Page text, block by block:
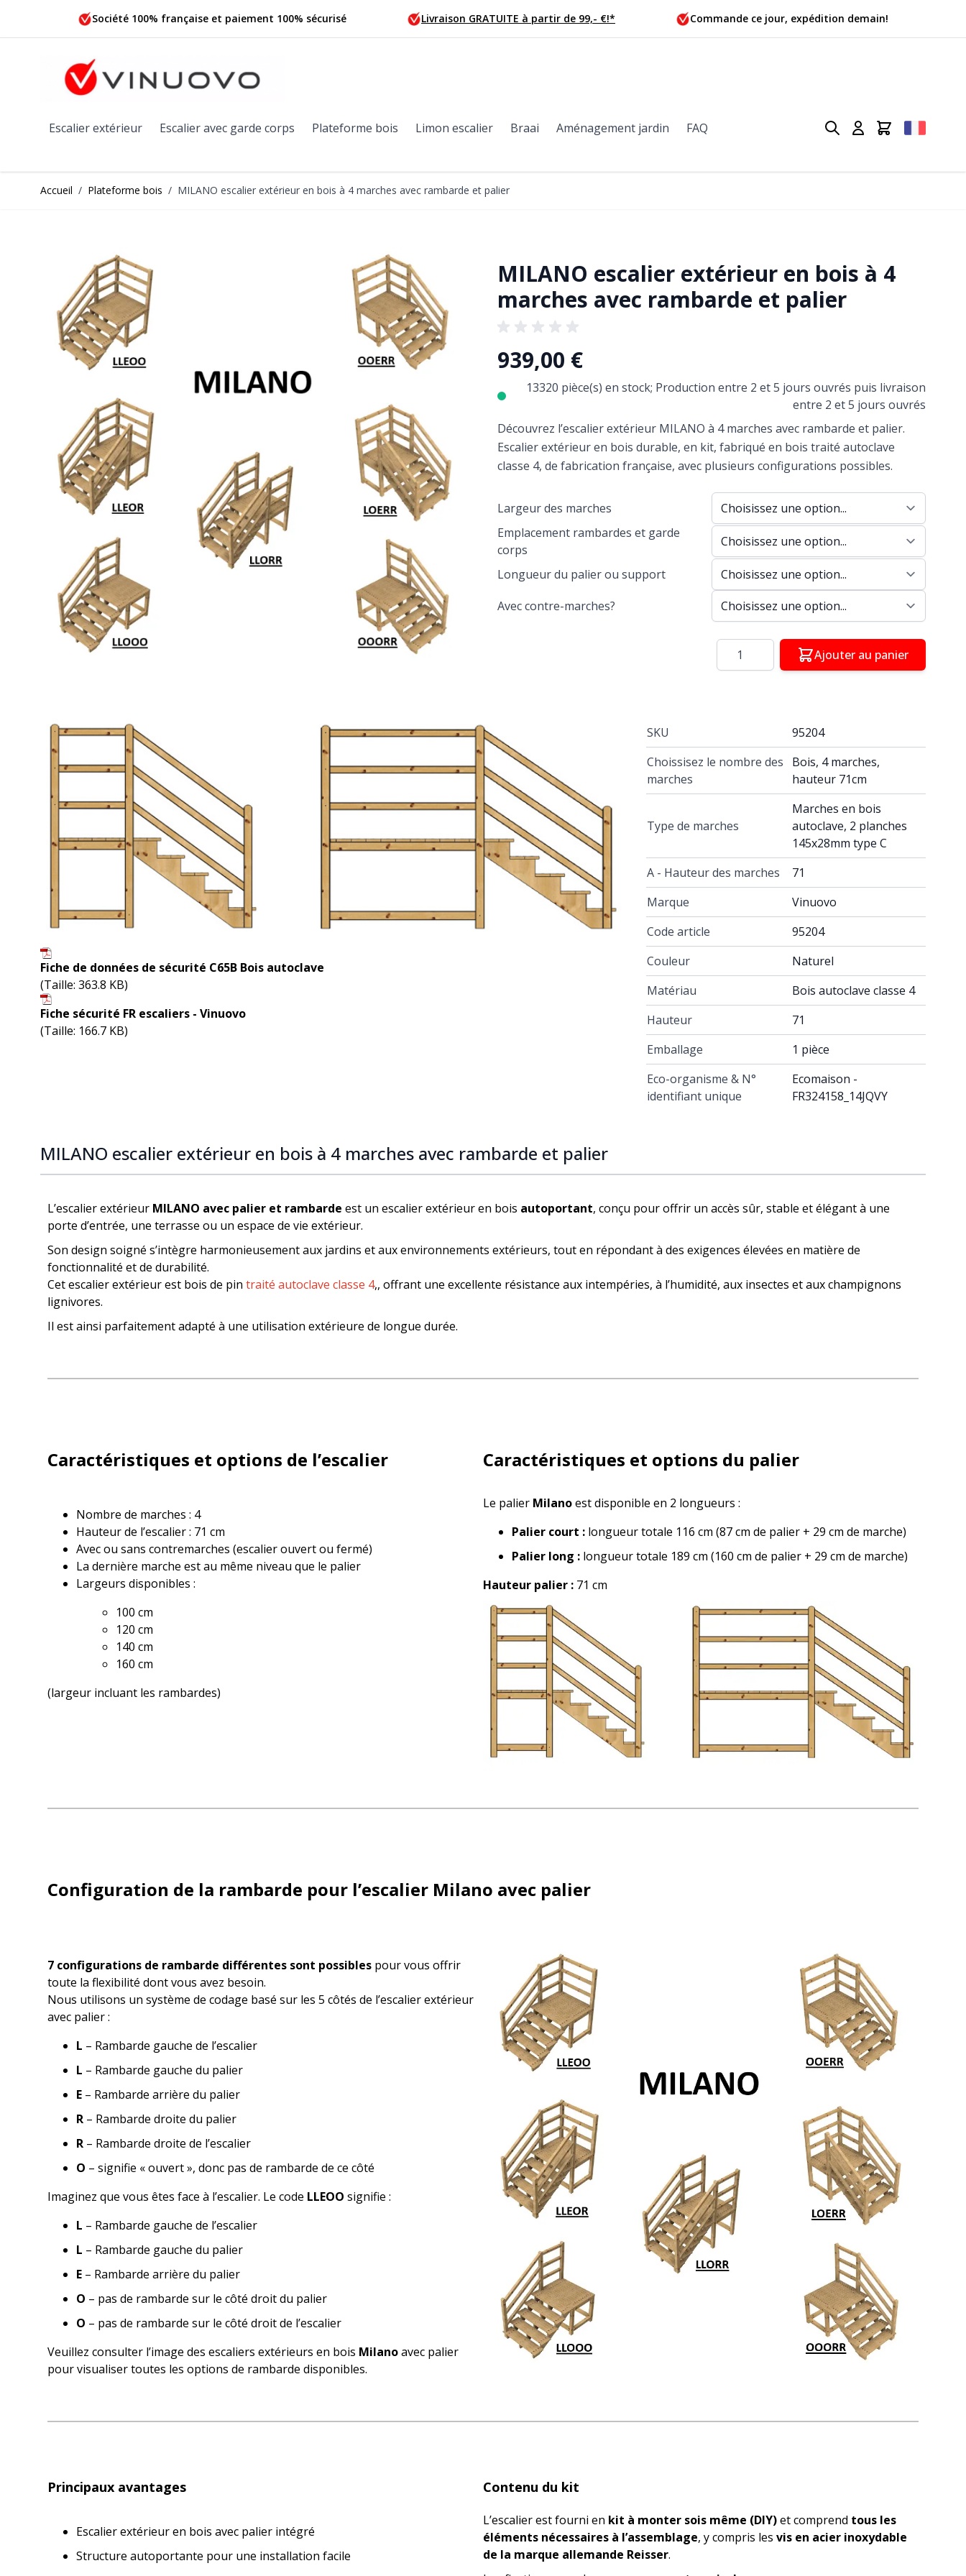
Société 100% française et paiement 100% sécurisé Livraison GRATUITE à partir de 99,- €!* Commande ce jour, expédition demain!
Escalier extérieur Escalier avec garde corps Plateforme bois Limon escalier Braai Aménagement jardin FAQ
Accueil / Plateforme bois / MILANO escalier extérieur en bois à 4 marches avec rambarde et palier
MILANO escalier extérieur en bois à 4
marches avec rambarde et palier
939,00 €
13320 pièce(s) en stock; Production entre 2 et 5 jours ouvrés puis livraison
entre 2 et 5 jours ouvrés
Découvrez l’escalier extérieur MILANO à 4 marches avec rambarde et palier.
Escalier extérieur en bois durable, en kit, fabriqué en bois traité autoclave
classe 4, de fabrication française, avec plusieurs configurations possibles.
Largeur des marches
Emplacement rambardes et garde
corps
Longueur du palier ou support
Avec contre-marches?
Quantité Ajouter au panier
Fiche de données de sécurité C65B Bois autoclave
(Taille: 363.8 KB)
Fiche sécurité FR escaliers - Vinuovo
(Taille: 166.7 KB)
SKU
95204
Choissisez le nombre des
marches
Bois, 4 marches,
hauteur 71cm
Type de marches
Marches en bois
autoclave, 2 planches
145x28mm type C
A - Hauteur des marches
71
Marque
Vinuovo
Code article
95204
Couleur
Naturel
Matériau
Bois autoclave classe 4
Hauteur
71
Emballage
1 pièce
Eco-organisme & N°
identifiant unique
Ecomaison -
FR324158_14JQVY
MILANO escalier extérieur en bois à 4 marches avec rambarde et palier
L’escalier extérieur MILANO avec palier et rambarde est un escalier extérieur en bois autoportant, conçu pour offrir un accès sûr, stable et élégant à une
porte d’entrée, une terrasse ou un espace de vie extérieur.
Son design soigné s’intègre harmonieusement aux jardins et aux environnements extérieurs, tout en répondant à des exigences élevées en matière de
fonctionnalité et de durabilité.
Cet escalier extérieur est bois de pin traité autoclave classe 4,, offrant une excellente résistance aux intempéries, à l’humidité, aux insectes et aux champignons
lignivores.
Il est ainsi parfaitement adapté à une utilisation extérieure de longue durée.
Caractéristiques et options de l’escalier
Nombre de marches : 4
Hauteur de l’escalier : 71 cm
Avec ou sans contremarches (escalier ouvert ou fermé)
La dernière marche est au même niveau que le palier
Largeurs disponibles :
100 cm
120 cm
140 cm
160 cm
(largeur incluant les rambardes)
Caractéristiques et options du palier
Le palier Milanoest disponible en 2 longueurs :
Palier court : longueur totale 116 cm (87 cm de palier + 29 cm de marche)
Palier long : longueur totale 189 cm (160 cm de palier + 29 cm de marche)
Hauteur palier : 71 cm
Configuration de la rambarde pour l’escalier Milano avec palier
7 configurations de rambarde différentes sont possibles pour vous offrir
toute la flexibilité dont vous avez besoin.
Nous utilisons un système de codage basé sur les 5 côtés de l’escalier extérieur
avec palier :
L – Rambarde gauche de l’escalier
L – Rambarde gauche du palier
E – Rambarde arrière du palier
R – Rambarde droite du palier
R – Rambarde droite de l’escalier
O – signifie « ouvert », donc pas de rambarde de ce côté
Imaginez que vous êtes face à l’escalier. Le code LLEOO signifie :
L – Rambarde gauche de l’escalier
L – Rambarde gauche du palier
E – Rambarde arrière du palier
O – pas de rambarde sur le côté droit du palier
O – pas de rambarde sur le côté droit de l’escalier
Veuillez consulter l’image des escaliers extérieurs en bois Milanoavec palier
pour visualiser toutes les options de rambarde disponibles.
Principaux avantages
Escalier extérieur en bois avec palier intégré
Structure autoportante pour une installation facile
Contenu du kit
L’escalier est fourni en kit à monter sois même (DIY)et comprend tous les
éléments nécessaires à l’assemblage, y compris les vis en acier inoxydable
de la marque allemande Reisser.